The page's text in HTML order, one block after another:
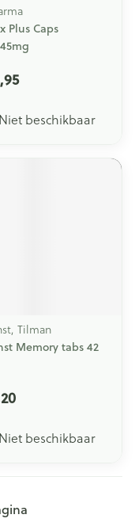
Plus Caps
beschikbaar
Tilman
Memory tabs 42
beschikbaar